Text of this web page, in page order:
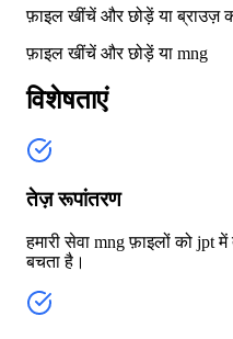
फ़ाइल खींचें और छोड़ें या ब्राउज़
फ़ाइल खींचें और छोड़ें या mng
विशेषताएं
तेज़ रूपांतरण
हमारी सेवा mng फ़ाइलों को
बचता है।